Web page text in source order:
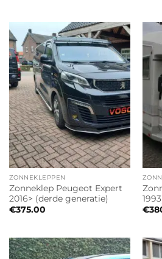
ZONNEKLEPPEN
Zonneklep Peugeot Expert
2016> (derde generatie)
€375.00
€